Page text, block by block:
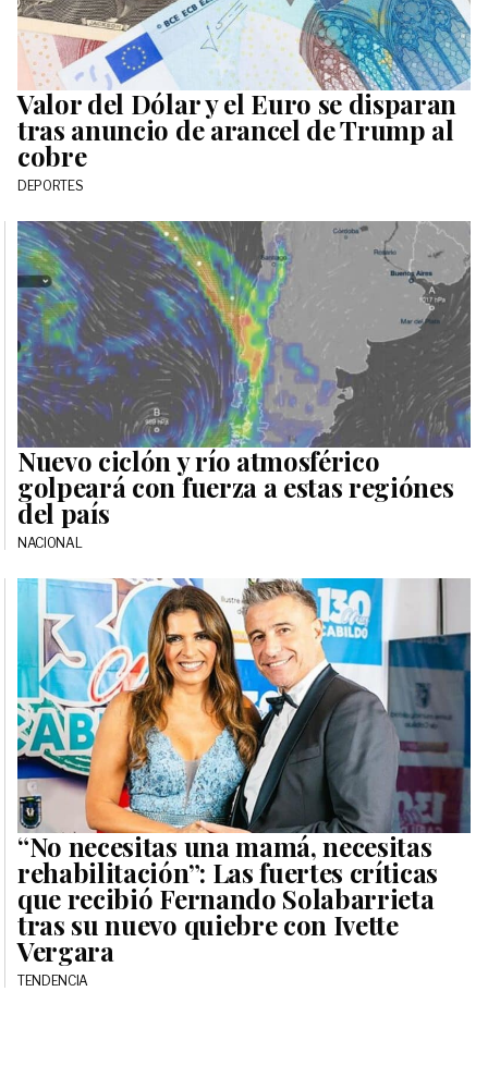
Valor del Dólar y el Euro se disparan
tras anuncio de arancel de Trump al
cobre
DEPORTES
Nuevo ciclón y río atmosférico
golpeará con fuerza a estas regiónes
del país
NACIONAL
“No necesitas una mamá, necesitas
rehabilitación”: Las fuertes críticas
que recibió Fernando Solabarrieta
tras su nuevo quiebre con Ivette
Vergara
TENDENCIA